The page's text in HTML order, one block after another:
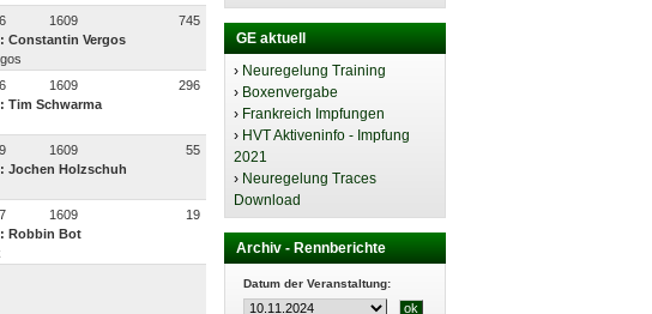
1609
745
Constantin Vergos
1609
296
Tim Schwarma
1609
55
Jochen Holzschuh
1609
19
Robbin Bot
GE aktuell
› Neuregelung Training
› Boxenvergabe
› Frankreich Impfungen
› HVT Aktiveninfo - Impfung
2021
› Neuregelung Traces
Download
Archiv - Rennberichte
Datum der Veranstaltung: